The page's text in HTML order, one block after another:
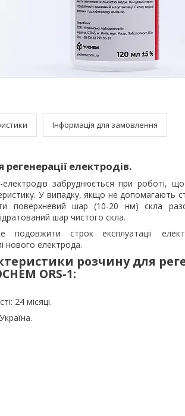
Інформація для замовлення
електродів.
забруднюється при роботі, що
У випадку, якщо не допомагають
поверхневий шар (10-20 нм) скла
шар чистого скла.
подовжити строк експлуатації
нового електрода.
розчину для
ORS-1:
24 місяці.